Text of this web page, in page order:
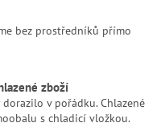
bez prostředníků přímo
zboží
v pořádku. Chlazené
s chladicí vložkou.